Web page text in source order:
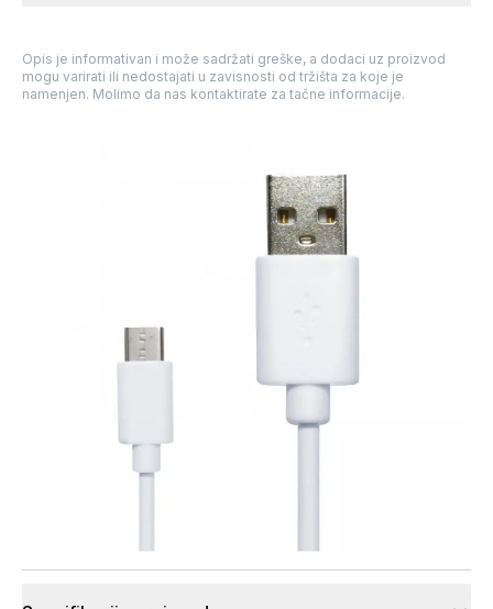
Opis je informativan i može sadržati greške, a dodaci uz proizvod
mogu varirati ili nedostajati u zavisnosti od tržišta za koje je
namenjen. Molimo da nas kontaktirate za tačne informacije.